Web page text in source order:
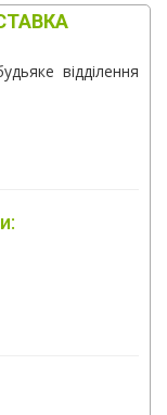
відділення